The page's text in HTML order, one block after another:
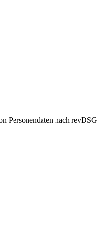
Personendaten nach revDSG.